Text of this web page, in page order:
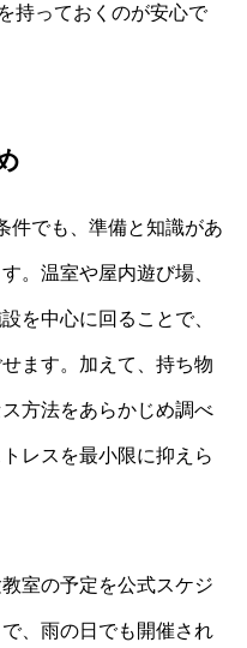
持っておくのが安心で
件でも、準備と知識があ
。温室や屋内遊び場、
を中心に回ることで、
ます。加えて、持ち物
方法をあらかじめ調べ
レスを最小限に抑えら
室の予定を公式スケジ
、雨の日でも開催され